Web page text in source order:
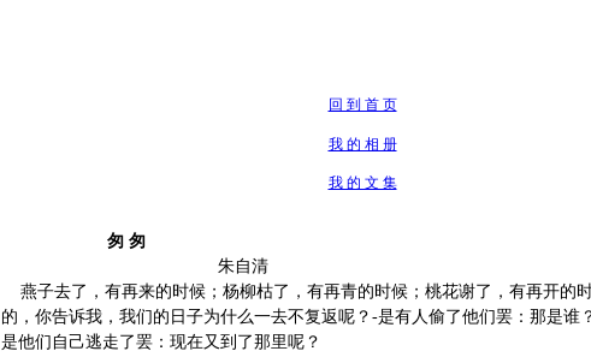
回 到 首 页
我 的 相 册
我 的 文 集
匆 匆
朱自清
燕子去了，有再来的时候；杨柳枯了，有再青的时候；桃花谢了，有再开的
的，你告诉我，我们的日子为什么一去不复返呢？-是有人偷了他们罢：那是谁
是他们自己逃走了罢：现在又到了那里呢？